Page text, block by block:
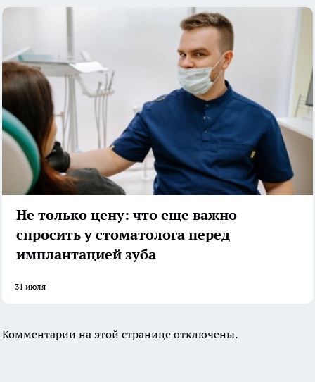
Не только цену: что еще важно
спросить у стоматолога перед
имплантацией зуба
31 июля
Комментарии на этой странице отключены.